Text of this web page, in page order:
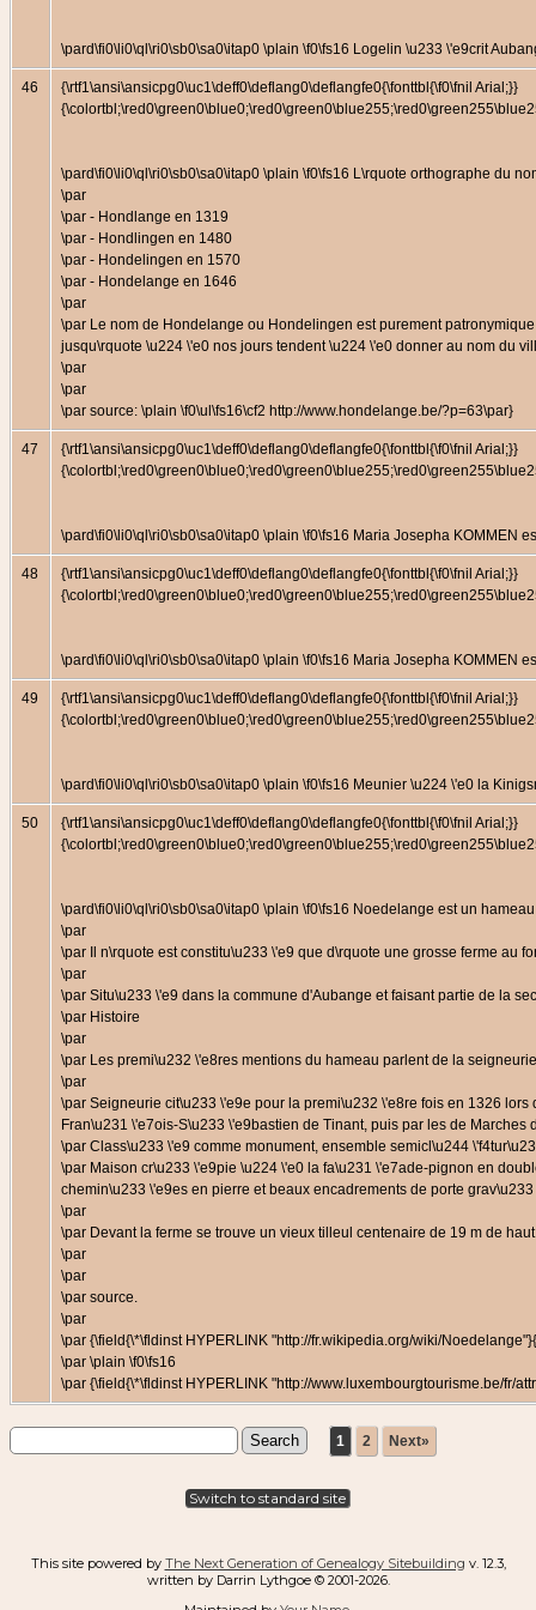
\pard\fi0\li0\ql\ri0\sb0\sa0\itap0 \plain \f0\fs16 Logelin \u233 \'e9crit
46
{\rtf1\ansi\ansicpg0\uc1\deff0\deflang0\deflangfe0{\fonttbl{\f0\fnil Arial;}}
\pard\fi0\li0\ql\ri0\sb0\sa0\itap0 \plain \f0\fs16 L\rquote orthographe du
\par
\par - Hondlange en 1319
\par - Hondlingen en 1480
\par - Hondelingen en 1570
\par - Hondelange en 1646
\par
\par Le nom de Hondelange ou Hondelingen est purement
jusqu\rquote \u224 \'e0 nos jours tendent \u224 \'e0 donner au nom du
\par
\par
\par source: \plain \f0\ul\fs16\cf2 http://www.hondelange.be/?p=63\par}
47
{\rtf1\ansi\ansicpg0\uc1\deff0\deflang0\deflangfe0{\fonttbl{\f0\fnil Arial;}}
\pard\fi0\li0\ql\ri0\sb0\sa0\itap0 \plain \f0\fs16 Maria Josepha KOMMEN
48
{\rtf1\ansi\ansicpg0\uc1\deff0\deflang0\deflangfe0{\fonttbl{\f0\fnil Arial;}}
\pard\fi0\li0\ql\ri0\sb0\sa0\itap0 \plain \f0\fs16 Maria Josepha KOMMEN
49
{\rtf1\ansi\ansicpg0\uc1\deff0\deflang0\deflangfe0{\fonttbl{\f0\fnil Arial;}}
\pard\fi0\li0\ql\ri0\sb0\sa0\itap0 \plain \f0\fs16 Meunier \u224 \'e0 la
50
{\rtf1\ansi\ansicpg0\uc1\deff0\deflang0\deflangfe0{\fonttbl{\f0\fnil Arial;}}
\pard\fi0\li0\ql\ri0\sb0\sa0\itap0 \plain \f0\fs16 Noedelange est un
\par
\par Il n\rquote est constitu\u233 \'e9 que d\rquote une grosse ferme au
\par
\par Situ\u233 \'e9 dans la commune d'Aubange et faisant partie de la
\par Histoire
\par
\par Les premi\u232 \'e8res mentions du hameau parlent de la
\par
\par Seigneurie cit\u233 \'e9e pour la premi\u232 \'e8re fois en 1326
Fran\u231 \'e7ois-S\u233 \'e9bastien de Tinant, puis par les de
\par Class\u233 \'e9 comme monument, ensemble semicl\u244
\par Maison cr\u233 \'e9pie \u224 \'e0 la fa\u231 \'e7ade-pignon en
chemin\u233 \'e9es en pierre et beaux encadrements de porte
\par
\par Devant la ferme se trouve un vieux tilleul centenaire de 19 m de
\par
\par
\par source.
\par
\par {\field{\*\fldinst HYPERLINK "http://fr.wikipedia.org/wiki/
\par \plain \f0\fs16
\par {\field{\*\fldinst HYPERLINK "http://www.luxembourgtourisme.be/fr/
1 2 Next»
Switch to standard site
This site powered by The Next Generation of Genealogy Sitebuilding v. 12.3,
written by Darrin Lythgoe © 2001-2026.